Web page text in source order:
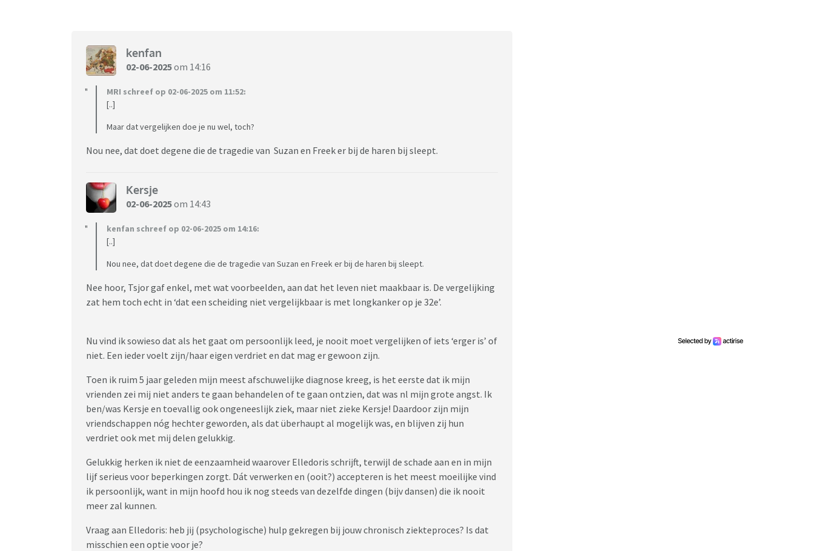
kenfan
02-06-2025om 14:16
MRI schreef op 02-06-2025 om 11:52:
[..]
Maar dat vergelijken doe je nu wel, toch?
Nou nee, dat doet degene die de tragedie van Suzan en Freek er bij de haren bij sleept.
Kersje
02-06-2025om 14:43
kenfan schreef op 02-06-2025 om 14:16:
[..]
Nou nee, dat doet degene die de tragedie van Suzan en Freek er bij de haren bij sleept.
Nee hoor, Tsjor gaf enkel, met wat voorbeelden, aan dat het leven niet maakbaar is. De vergelijking
zat hem toch echt in ‘dat een scheiding niet vergelijkbaar is met longkanker op je 32e’.
Nu vind ik sowieso dat als het gaat om persoonlijk leed, je nooit moet vergelijken of iets ‘erger is’ of
niet. Een ieder voelt zijn/haar eigen verdriet en dat mag er gewoon zijn.
Toen ik ruim 5 jaar geleden mijn meest afschuwelijke diagnose kreeg, is het eerste dat ik mijn
vrienden zei mij niet anders te gaan behandelen of te gaan ontzien, dat was nl mijn grote angst. Ik
ben/was Kersje en toevallig ook ongeneeslijk ziek, maar niet zieke Kersje! Daardoor zijn mijn
vriendschappen nóg hechter geworden, als dat überhaupt al mogelijk was, en blijven zij hun
verdriet ook met mij delen gelukkig.
Gelukkig herken ik niet de eenzaamheid waarover Elledoris schrijft, terwijl de schade aan en in mijn
lijf serieus voor beperkingen zorgt. Dát verwerken en (ooit?) accepteren is het meest moeilijke vind
ik persoonlijk, want in mijn hoofd hou ik nog steeds van dezelfde dingen (bijv dansen) die ik nooit
meer zal kunnen.
Vraag aan Elledoris: heb jij (psychologische) hulp gekregen bij jouw chronisch ziekteproces? Is dat
misschien een optie voor je?